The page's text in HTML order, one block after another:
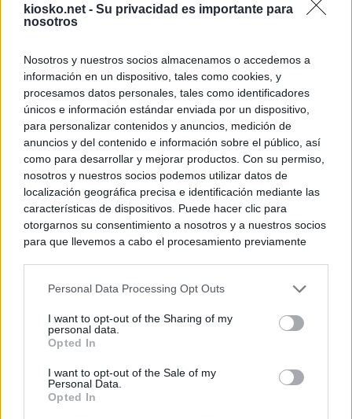
kiosko.net - Su privacidad es importante para
nosotros
Nosotros y nuestros socios almacenamos o accedemos a
información en un dispositivo, tales como cookies, y
procesamos datos personales, tales como identificadores
únicos e información estándar enviada por un dispositivo,
para personalizar contenidos y anuncios, medición de
anuncios y del contenido e información sobre el público, así
como para desarrollar y mejorar productos. Con su permiso,
nosotros y nuestros socios podemos utilizar datos de
localización geográfica precisa e identificación mediante las
características de dispositivos. Puede hacer clic para
otorgarnos su consentimiento a nosotros y a nuestros socios
para que llevemos a cabo el procesamiento previamente
negar su consentimiento. Tenga en cuenta que algún
de su consentimiento, pero usted tiene el derecho de
rechazar tal procesamiento. Sus preferencias se aplicarán
cualquier momento entrando de nuevo en este sitio web o
visitando nuestra política de privacidad.
Personal Data Processing Opt Outs
I want to opt-out of the Sharing of my
personal data.
Opted In
I want to opt-out of the Sale of my
Personal Data.
Opted In